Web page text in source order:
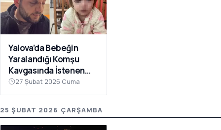
Yalova’da Bebeğin
Yaralandığı Komşu
Kavgasında İstenen
Ceza Belli Oldu: Çocuk
Skuter’ı ‘Silah’ Sayıldı
27 Şubat 2026 Cuma
25 ŞUBAT 2026 ÇARŞAMBA